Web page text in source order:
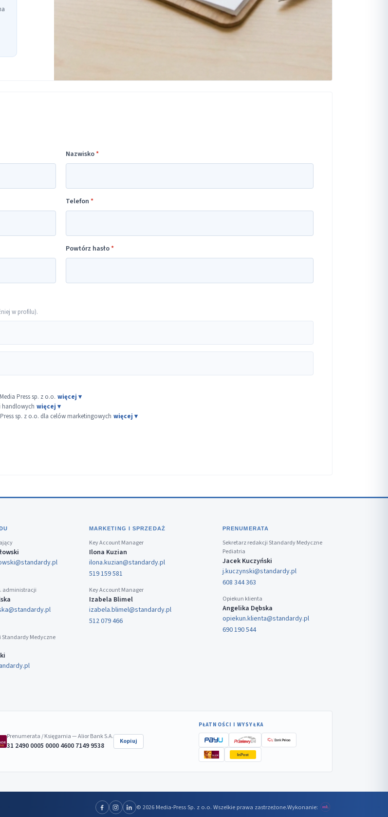
Nazwisko*
Telefon *
Powtórz hasło*
w profilu).
Press sp. z o.o.
handlowych
sp. z o.o. dla celów marketingowych
administracji
Standardy Medyczne
MARKETING I SPRZEDAŻ
Key Account Manager
Ilona Kuzian
ilona.kuzian@standardy.pl
519 159 581
Key Account Manager
Izabela Blimel
izabela.blimel@standardy.pl
512 079 466
PRENUMERATA
Sekretarz redakcji Standardy Medyczne
Pediatria
Jacek Kuczyński
j.kuczynski@standardy.pl
608 344 363
Opiekun klienta
Angelika Dębska
opiekun.klienta@standardy.pl
690 190 544
Prenumerata / Księgarnia — Alior Bank S.A.
31 2490 0005 0000 4600 7149 9538 Kopiuj
PŁATNOŚCI I WYSYŁKA
InPost
© 2026 Media-Press Sp. z o.o. Wszelkie prawa zastrzeżone.Wykonanie: